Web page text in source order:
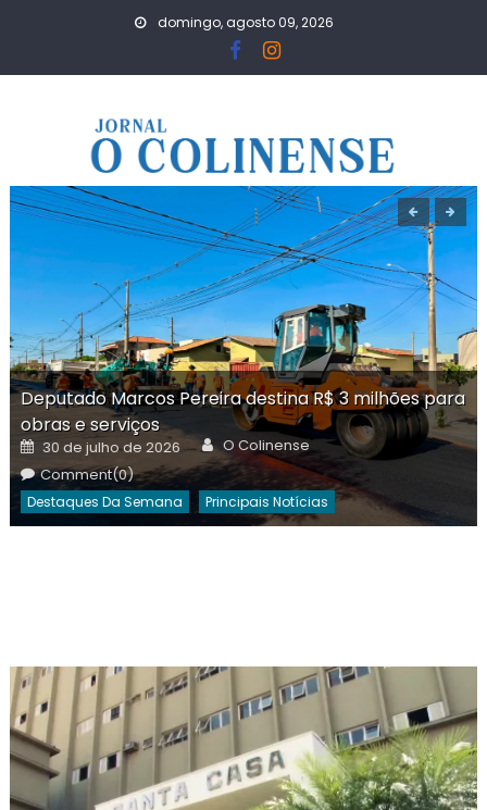
domingo, agosto 09, 2026
Deputado Marcos Pereira destina R$ 3 milhões para
obras e serviços
Posted
on
30 de julho de 2026 Author
O Colinense
Comment(0)
Destaques Da Semana Principais Notícias